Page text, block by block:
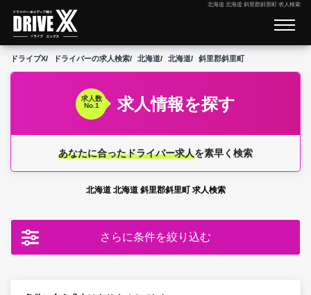
北海道 北海道 斜里郡斜里町 求人検索
ドライブX ドライバーの求人検索 北海道 北海道 斜里郡斜里町
求人数
No.1
求人情報を探す
あなたに合ったドライバー求人を素早く検索
北海道 北海道 斜里郡斜里町 求人検索
さらに条件を絞り込む